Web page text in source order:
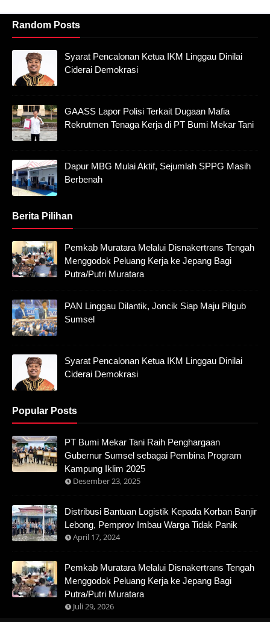
Random Posts
Syarat Pencalonan Ketua IKM Linggau Dinilai
Ciderai Demokrasi
GAASS Lapor Polisi Terkait Dugaan Mafia
Rekrutmen Tenaga Kerja di PT Bumi Mekar Tani
Dapur MBG Mulai Aktif, Sejumlah SPPG Masih
Berbenah
Berita Pilihan
Pemkab Muratara Melalui Disnakertrans Tengah
Menggodok Peluang Kerja ke Jepang Bagi
Putra/Putri Muratara
PAN Linggau Dilantik, Joncik Siap Maju Pilgub
Sumsel
Syarat Pencalonan Ketua IKM Linggau Dinilai
Ciderai Demokrasi
Popular Posts
PT Bumi Mekar Tani Raih Penghargaan
Gubernur Sumsel sebagai Pembina Program
Kampung Iklim 2025
Desember 23, 2025
Distribusi Bantuan Logistik Kepada Korban Banjir
Lebong, Pemprov Imbau Warga Tidak Panik
April 17, 2024
Pemkab Muratara Melalui Disnakertrans Tengah
Menggodok Peluang Kerja ke Jepang Bagi
Putra/Putri Muratara
Juli 29, 2026